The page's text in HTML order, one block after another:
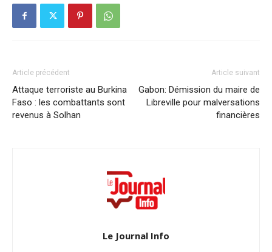
Article précédent
Attaque terroriste au Burkina
Faso : les combattants sont
revenus à Solhan
Article suivant
Gabon: Démission du maire de
Libreville pour malversations
financières
Le Journal Info